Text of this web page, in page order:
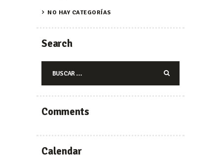
NO HAY CATEGORÍAS
Search
Comments
Calendar